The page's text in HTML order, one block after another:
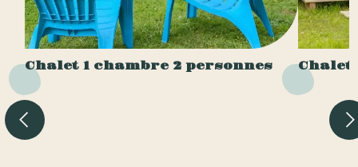
Chalet 1 chambre 2 personnes Chalet